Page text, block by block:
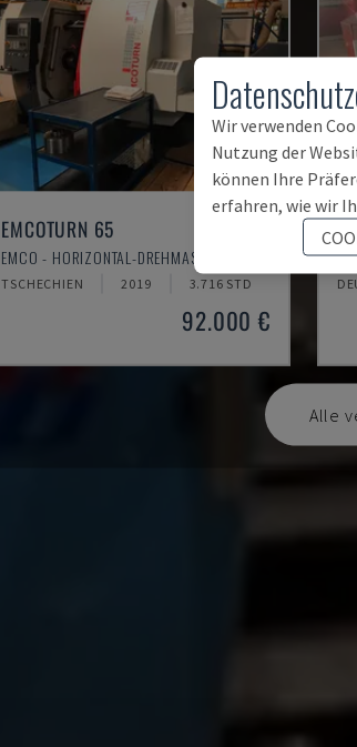
EMCOTURN 65
EMCO - HORIZONTAL-DREHMASCHINE
TSCHECHIEN 2019 3.716 STD
92.000 €
Alle
Wir verwenden
Nutzung der
können Ihre
erfahren, wie wir